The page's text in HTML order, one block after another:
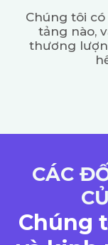
Chúng tôi
tảng nào,
thương
CÁC
Chúng